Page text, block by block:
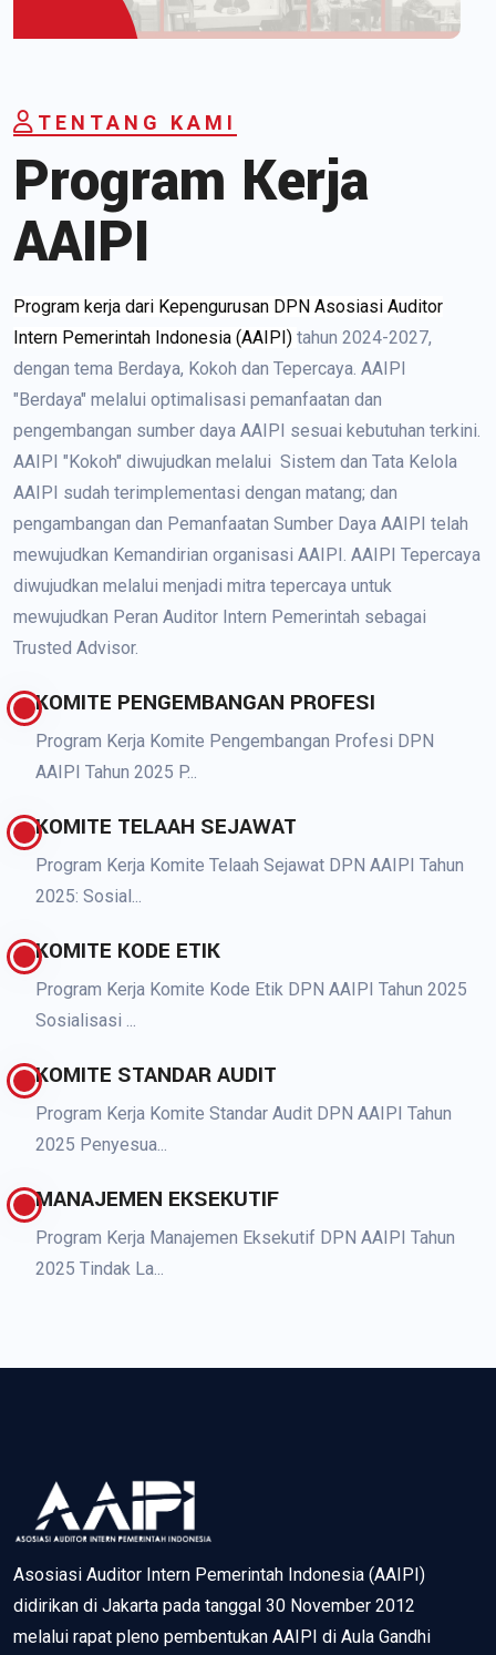
TENTANG KAMI
Program Kerja
AAIPI
Program kerja dari Kepengurusan DPN Asosiasi Auditor
Intern Pemerintah Indonesia (AAIPI) tahun 2024-2027,
dengan tema Berdaya, Kokoh dan Tepercaya. AAIPI
"Berdaya" melalui optimalisasi pemanfaatan dan
pengembangan sumber daya AAIPI sesuai kebutuhan terkini.
AAIPI "Kokoh" diwujudkan melalui Sistem dan Tata Kelola
AAIPI sudah terimplementasi dengan matang; dan
pengambangan dan Pemanfaatan Sumber Daya AAIPI telah
mewujudkan Kemandirian organisasi AAIPI. AAIPI Tepercaya
diwujudkan melalui menjadi mitra tepercaya untuk
mewujudkan Peran Auditor Intern Pemerintah sebagai
Trusted Advisor.
KOMITE PENGEMBANGAN PROFESI
Program Kerja Komite Pengembangan Profesi DPN
AAIPI Tahun 2025 P...
KOMITE TELAAH SEJAWAT
Program Kerja Komite Telaah Sejawat DPN AAIPI Tahun
2025: Sosial...
KOMITE KODE ETIK
Program Kerja Komite Kode Etik DPN AAIPI Tahun 2025
Sosialisasi ...
KOMITE STANDAR AUDIT
Program Kerja Komite Standar Audit DPN AAIPI Tahun
2025 Penyesua...
MANAJEMEN EKSEKUTIF
Program Kerja Manajemen Eksekutif DPN AAIPI Tahun
2025 Tindak La...
Asosiasi Auditor Intern Pemerintah Indonesia (AAIPI)
didirikan di Jakarta pada tanggal 30 November 2012
melalui rapat pleno pembentukan AAIPI di Aula Gandhi